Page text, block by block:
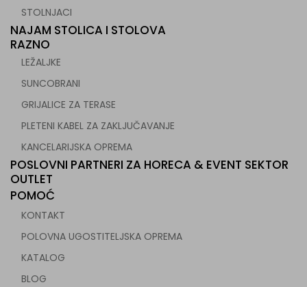
STOLNJACI
NAJAM STOLICA I STOLOVA
RAZNO
LEŽALJKE
SUNCOBRANI
GRIJALICE ZA TERASE
PLETENI KABEL ZA ZAKLJUČAVANJE
KANCELARIJSKA OPREMA
POSLOVNI PARTNERI ZA HORECA & EVENT SEKTOR
OUTLET
POMOĆ
KONTAKT
POLOVNA UGOSTITELJSKA OPREMA
KATALOG
BLOG